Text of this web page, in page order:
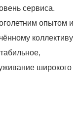
сервиса.
опытом и
коллективу
широкого